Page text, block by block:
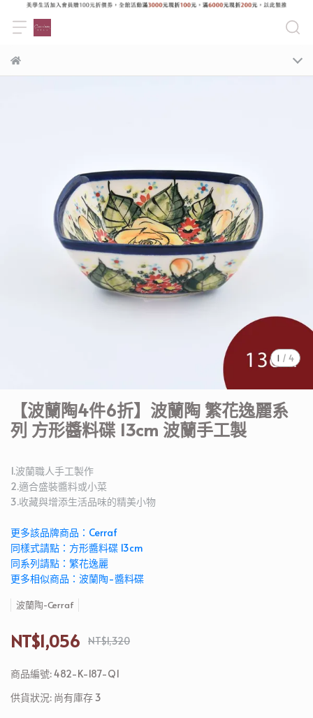
1 / 4
【波蘭陶4件6折】波蘭陶 繁花逸麗系
列 方形醬料碟 13cm 波蘭手工製
1.波蘭職人手工製作
2.適合盛裝醬料或小菜
3.收藏與增添生活品味的精美小物
更多該品牌商品：Cerraf
同樣式請點：方形醬料碟 13cm
同系列請點：繁花逸麗
更多相似商品：波蘭陶-醬料碟
波蘭陶-Cerraf
NT$1,056 NT$1,320
商品編號:482-K-187-Q1
供貨狀況: 尚有庫存 3